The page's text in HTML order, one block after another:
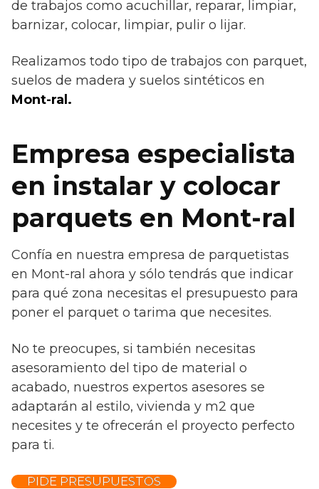
de trabajos como acuchillar, reparar, limpiar,
barnizar, colocar, limpiar, pulir o lijar.
Realizamos todo tipo de trabajos con parquet,
suelos de madera y suelos sintéticos en
Mont-ral.
Empresa especialista
en instalar y colocar
parquets en Mont-ral
Confía en nuestra empresa de parquetistas
en Mont-ral ahora y sólo tendrás que indicar
para qué zona necesitas el presupuesto para
poner el parquet o tarima que necesites.
No te preocupes, si también necesitas
asesoramiento del tipo de material o
acabado, nuestros expertos asesores se
adaptarán al estilo, vivienda y m2 que
necesites y te ofrecerán el proyecto perfecto
para ti.
PIDE PRESUPUESTOS